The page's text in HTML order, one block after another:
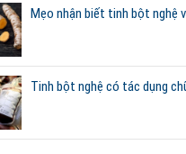
Mẹo nhận biết tinh bột nghệ
Tinh bột nghệ có tác dụng